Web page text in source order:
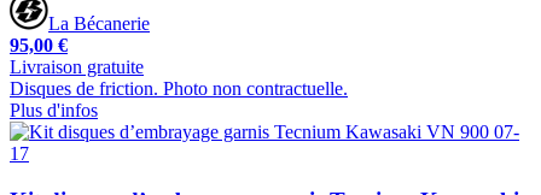
La Bécanerie
95,00 €
Livraison gratuite
Disques de friction. Photo non contractuelle.
Plus d'infos